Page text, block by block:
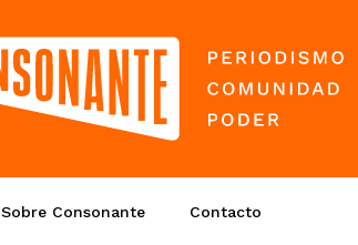
Sobre Consonante Contacto